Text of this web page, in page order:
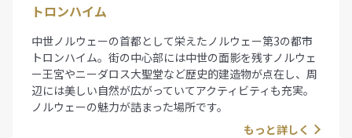
トロンハイム
中世ノルウェーの首都として栄えたノルウェー第3の都市
トロンハイム。街の中心部には中世の面影を残すノルウェ
ー王宮やニーダロス大聖堂など歴史的建造物が点在し、周
辺には美しい自然が広がっていてアクティビティも充実。
ノルウェーの魅力が詰まった場所です。
もっと詳しく